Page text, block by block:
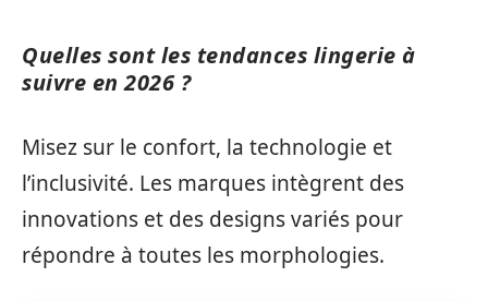
Quelles sont les tendances lingerie à
suivre en 2026 ?
Misez sur le confort, la technologie et
l’inclusivité. Les marques intègrent des
innovations et des designs variés pour
répondre à toutes les morphologies.